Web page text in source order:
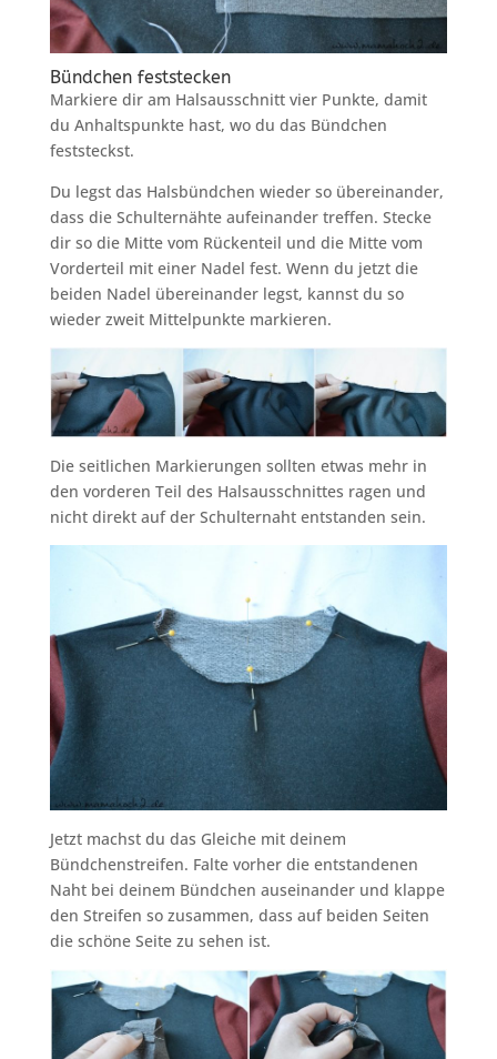
Bündchen feststecken
Markiere dir am Halsausschnitt vier Punkte, damit
du Anhaltspunkte hast, wo du das Bündchen
feststeckst.
Du legst das Halsbündchen wieder so übereinander,
dass die Schulternähte aufeinander treffen. Stecke
dir so die Mitte vom Rückenteil und die Mitte vom
Vorderteil mit einer Nadel fest. Wenn du jetzt die
beiden Nadel übereinander legst, kannst du so
wieder zweit Mittelpunkte markieren.
Die seitlichen Markierungen sollten etwas mehr in
den vorderen Teil des Halsausschnittes ragen und
nicht direkt auf der Schulternaht entstanden sein.
Jetzt machst du das Gleiche mit deinem
Bündchenstreifen. Falte vorher die entstandenen
Naht bei deinem Bündchen auseinander und klappe
den Streifen so zusammen, dass auf beiden Seiten
die schöne Seite zu sehen ist.